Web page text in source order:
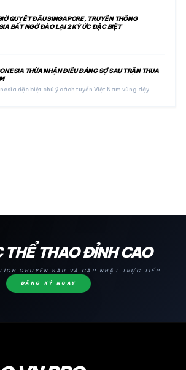
QUYẾT ĐẤU SINGAPORE, TRUYỀN THÔNG
BẤT NGỜ ĐÀO LẠI 2 KÝ ỨC ĐẶC BIỆT
THỪA NHẬN ĐIỀU ĐÁNG SỢ SAU TRẬN THUA
đặc biệt chú ý cách tuyển Việt Nam vùng dậy…
THỂ THAO ĐỈNH CAO
CHUYÊN SÂU VÀ CẬP NHẬT TRỰC TIẾP.
ĐĂNG KÝ NGAY